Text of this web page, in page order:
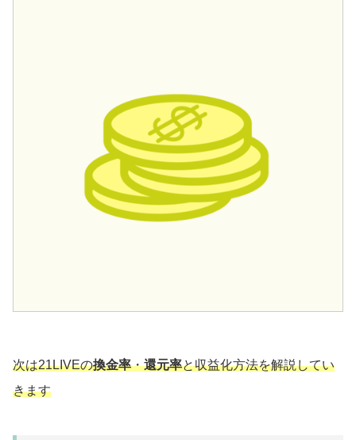
次は21LIVEの換金率・還元率と収益化方法を解説してい
きます